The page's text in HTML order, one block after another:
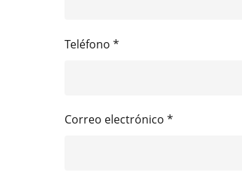
Teléfono *
Correo electrónico *